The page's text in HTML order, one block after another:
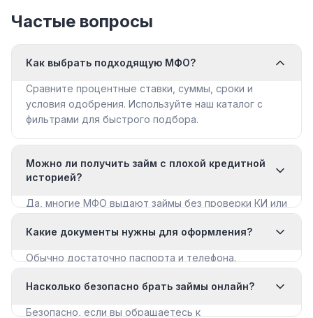
Частые вопросы
Как выбрать подходящую МФО?
Сравните процентные ставки, суммы, сроки и
условия одобрения. Используйте наш каталог с
фильтрами для быстрого подбора.
Можно ли получить займ с плохой кредитной
историей?
Да, многие МФО выдают займы без проверки КИ или
с плохой КИ».
Какие документы нужны для оформления?
Обычно достаточно паспорта и телефона.
документы для крупных сумм.
Насколько безопасно брать займы онлайн?
Безопасно, если вы обращаетесь к